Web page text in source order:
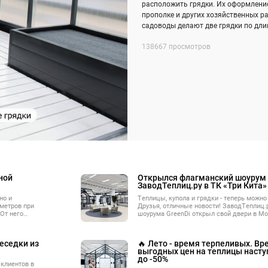
расположить грядки. Их
прополке и других хозяйственных
садоводы делают две грядки по
138667 просмотров
и
при
него
из
в
Открылся флагманский шоурум
ЗаводТеплиц.ру в ТК «Три Кита»
Теплицы, купола и грядки - теперь
Друзья, отличные новости!
шоурума GreenDi открыл свой двери в
🔥 Лето - время терпеливых.
выгодных цен на теплицы
до -50%